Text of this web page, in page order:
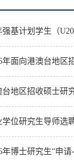
基计划学生（
年面向港澳台地区
地区招收硕士研
位研究生导师选
博士研究生“申